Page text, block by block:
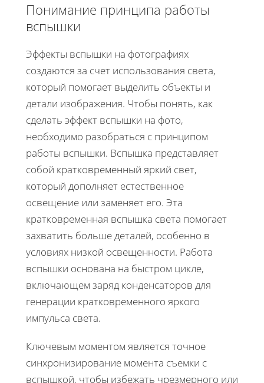
Понимание принципа работы
вспышки
Эффекты вспышки на фотографиях
создаются за счет использования света,
который помогает выделить объекты и
детали изображения. Чтобы понять, как
сделать эффект вспышки на фото,
необходимо разобраться с принципом
работы вспышки. Вспышка представляет
собой кратковременный яркий свет,
который дополняет естественное
освещение или заменяет его. Эта
кратковременная вспышка света помогает
захватить больше деталей, особенно в
условиях низкой освещенности. Работа
вспышки основана на быстром цикле,
включающем заряд конденсаторов для
генерации кратковременного яркого
импульса света.
Ключевым моментом является точное
синхронизирование момента съемки с
вспышкой, чтобы избежать чрезмерного или